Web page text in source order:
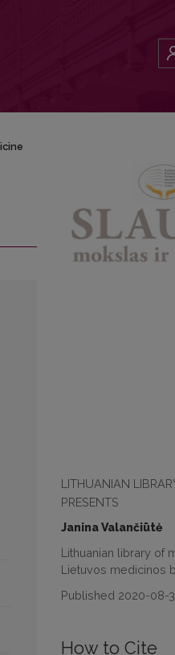
LITHUANIAN
PRESENTS
Janina Valančiūtė
Lithuanian library of
Lietuvos medicinos
Published 2020-08-
How to Cite